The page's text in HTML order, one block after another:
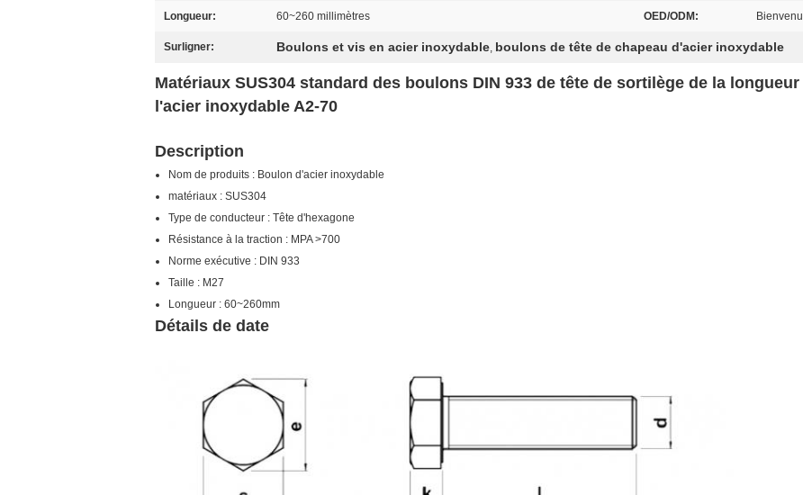
Longueur: 60~260 millimètres OED/ODM:
Surligner: Boulons et vis en acier inoxydable, boulons de tête de chapeau d'acier inoxydable
Matériaux SUS304 standard des boulons DIN 933 de tête de sortilège de la
l'acier inoxydable A2-70
Description
Nom de produits : Boulon d'acier inoxydable
matériaux : SUS304
Type de conducteur : Tête d'hexagone
Résistance à la traction : MPA >700
Norme exécutive : DIN 933
Taille : M27
Longueur : 60~260mm
Détails de date